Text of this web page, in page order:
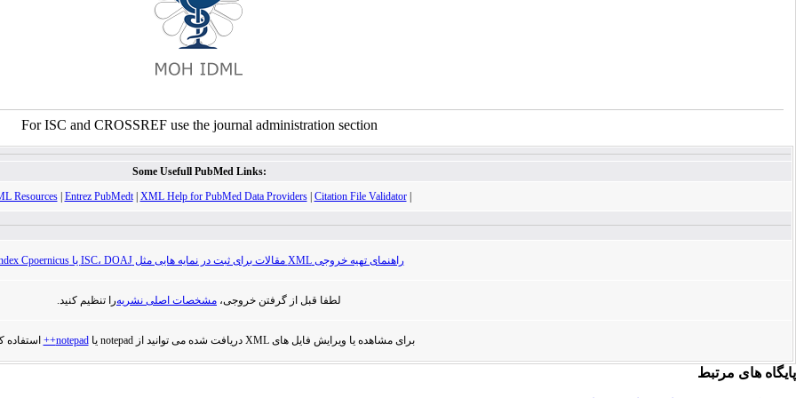
For ISC and CROSSREF use the journal administration section
Some Usefull PubMed Links:
Resources| Entrez PubMedt| XML Help for PubMed Data Providers| Citation File Validator|
راهنمای تهیه خروجی XML مقالات برای ثبت در نمایه هایی مثل ISC، DOAJ یا Index Cpoernicus
لطفا قبل از گرفتن خروجی، مشخصات اصلی نشریهرا تنظیم کنید.
برای مشاهده یا ویرایش فایل های XML دریافت شده می توانید از notepad یا notepad++ استفاده
پایگاه های مرتبط